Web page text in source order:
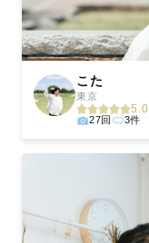
こた
東京
5.0
27回 3件